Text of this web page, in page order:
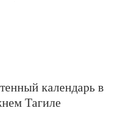
календарь в
Тагиле